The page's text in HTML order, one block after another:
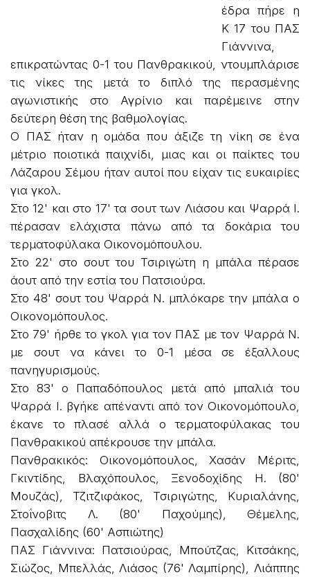
έδρα πήρε η
Κ 17 του ΠΑΣ
Γιάννινα,
επικρατώντας 0-1 του Πανθρακικού, ντουμπλάρισε
τις νίκες της μετά το διπλό της περασμένης
αγωνιστικής στο Αγρίνιο και παρέμεινε στην
δεύτερη θέση της βαθμολογίας.
Ο ΠΑΣ ήταν η ομάδα που άξιζε τη νίκη σε ένα
μέτριο ποιοτικά παιχνίδι, μιας και οι παίκτες του
Λάζαρου Σέμου ήταν αυτοί που είχαν τις ευκαιρίες
για γκολ.
Στο 12' και στο 17' τα σουτ των Λιάσου και Ψαρρά Ι.
πέρασαν ελάχιστα πάνω από τα δοκάρια του
τερματοφύλακα Οικονομόπουλου.
Στο 22' στο σουτ του Τσιριγώτη η μπάλα πέρασε
άουτ από την εστία του Πατσιούρα.
Στο 48' σουτ του Ψαρρά N. μπλόκαρε την μπάλα ο
Οικονομόπουλος.
Στο 79' ήρθε το γκολ για τον ΠΑΣ με τον Ψαρρά N.
με σουτ να κάνει το 0-1 μέσα σε έξαλλους
πανηγυρισμούς.
Στο 83' ο Παπαδόπουλος μετά από μπαλιά του
Ψαρρά Ι. βγήκε απέναντι από τον Οικονομόπουλο,
έκανε το πλασέ αλλά ο τερματοφύλακας του
Πανθρακικού απέκρουσε την μπάλα.
Πανθρακικός: Οικονομόπουλος, Χασάν Μέριτς,
Γκιντίδης, Βλαχόπουλος, Ξενοδοχίδης Η. (80'
Μουζάς), Τζιτζιφάκος, Τσιριγώτης, Κυριαλάνης,
Στοΐνοβιτς Λ. (80' Παχούμης), Θέμελης,
Πασχαλίδης (60' Ασπιώτης)
ΠΑΣ Γιάννινα: Πατσιούρας, Μπούτζας, Κιτσάκης,
Σιώζος, Μπελλάς, Λιάσος (76' Λαμπίρης), Λιάππης